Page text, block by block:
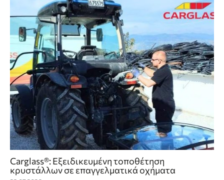
Carglass®: Εξειδικευμένη τοποθέτηση
κρυστάλλων σε επαγγελματικά οχήματα